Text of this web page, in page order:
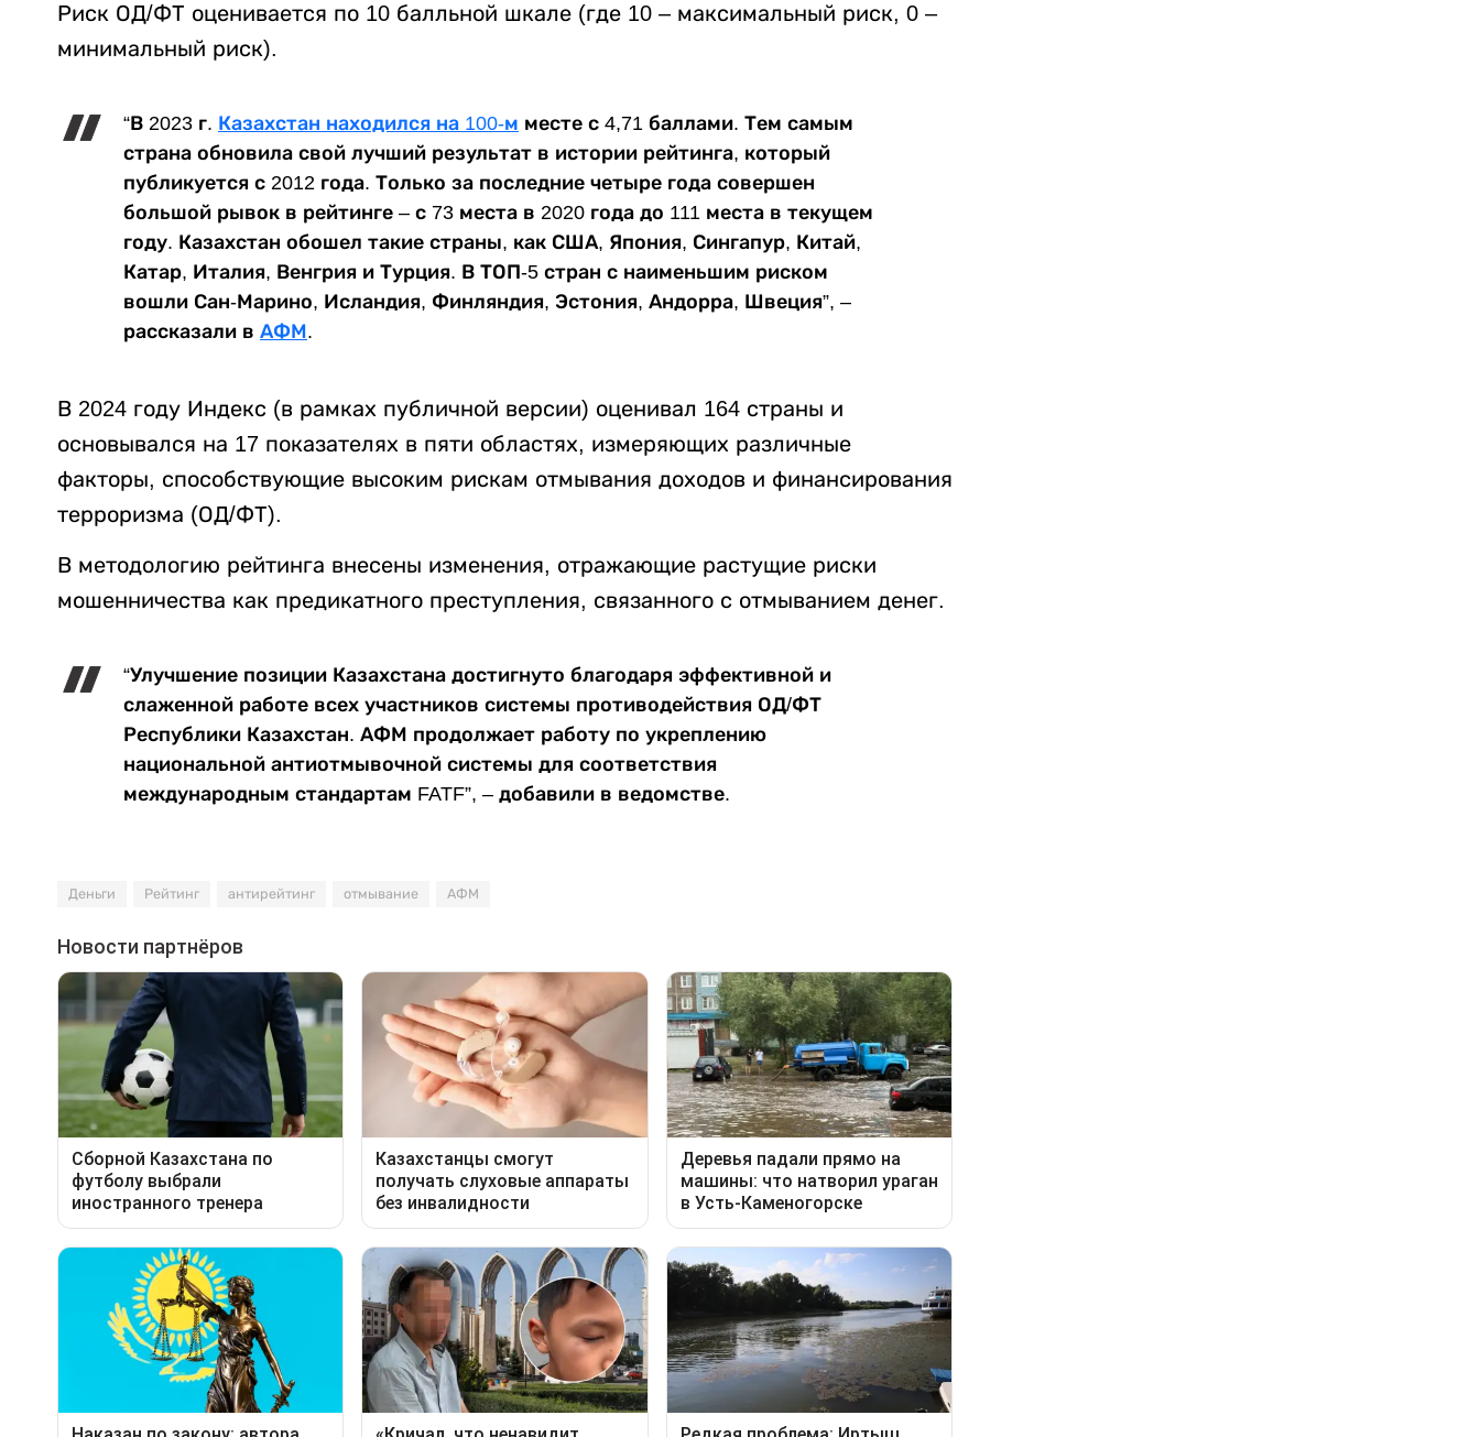
Риск ОД/ФТ оценивается по 10 балльной шкале (где 10 – максимальный риск, 0 –
минимальный риск).
“В 2023 г. Казахстан находился на 100-м месте с 4,71 баллами. Тем самым
страна обновила свой лучший результат в истории рейтинга, который
публикуется с 2012 года. Только за последние четыре года совершен
большой рывок в рейтинге – с 73 места в 2020 года до 111 места в текущем
году. Казахстан обошел такие страны, как США, Япония, Сингапур, Китай,
Катар, Италия, Венгрия и Турция. В ТОП-5 стран с наименьшим риском
вошли Сан-Марино, Исландия, Финляндия, Эстония, Андорра, Швеция”, –
рассказали в АФМ.
В 2024 году Индекс (в рамках публичной версии) оценивал 164 страны и
основывался на 17 показателях в пяти областях, измеряющих различные
факторы, способствующие высоким рискам отмывания доходов и финансирования
терроризма (ОД/ФТ).
В методологию рейтинга внесены изменения, отражающие растущие риски
мошенничества как предикатного преступления, связанного с отмыванием денег.
“Улучшение позиции Казахстана достигнуто благодаря эффективной и
слаженной работе всех участников системы противодействия ОД/ФТ
Республики Казахстан. АФМ продолжает работу по укреплению
национальной антиотмывочной системы для соответствия
международным стандартам FATF”, – добавили в ведомстве.
Деньги Рейтинг антирейтинг отмывание АФМ